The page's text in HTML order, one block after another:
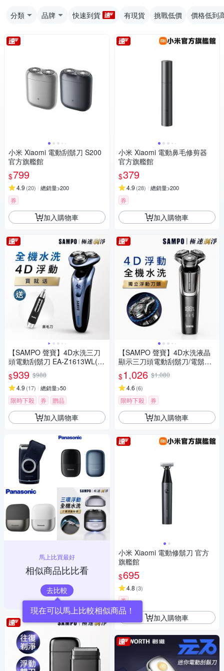
分類 品牌 快速到貨 有現貨 挑戰低價 價格低到
小米 Xiaomi 電動刮鬍刀 S200
官方旗艦館
$799
4.9 (20) 總銷量>200
券
加入購物車
【SAMPO 聲寶】4D水洗三刀
頭電動刮鬍刀 EA-Z1613WL(電
鬍刀/修容刀)
$939 $988
4.9 (17) 總銷量>50
限時下殺 券 贈品
加入購物車
馬上比買最好
相似商品比比看
去比較
小米 Xiaomi 電動鼻毛修剪器
官方旗艦館
$379
4.9 (28) 總銷量>200
券
加入購物車
【SAMPO 聲寶】4D水洗液晶
顯示三刀頭電動刮鬍刀/電鬍刀
(EA-Z2432WL)
$1,026 $1,080
4.6 (6)
限時下殺 券
加入購物車
小米 Xiaomi 電動修鬍刀 官方
旗艦館
$695
4.8 (3)
券
加入購物車